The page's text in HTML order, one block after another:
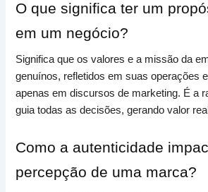
O que significa ter um
em um negócio?
Significa que os valores e a missão da
genuínos, refletidos em suas operações
apenas em discursos de marketing. É a
guia todas as decisões, gerando valor
Como a autenticidade
percepção de uma marca?